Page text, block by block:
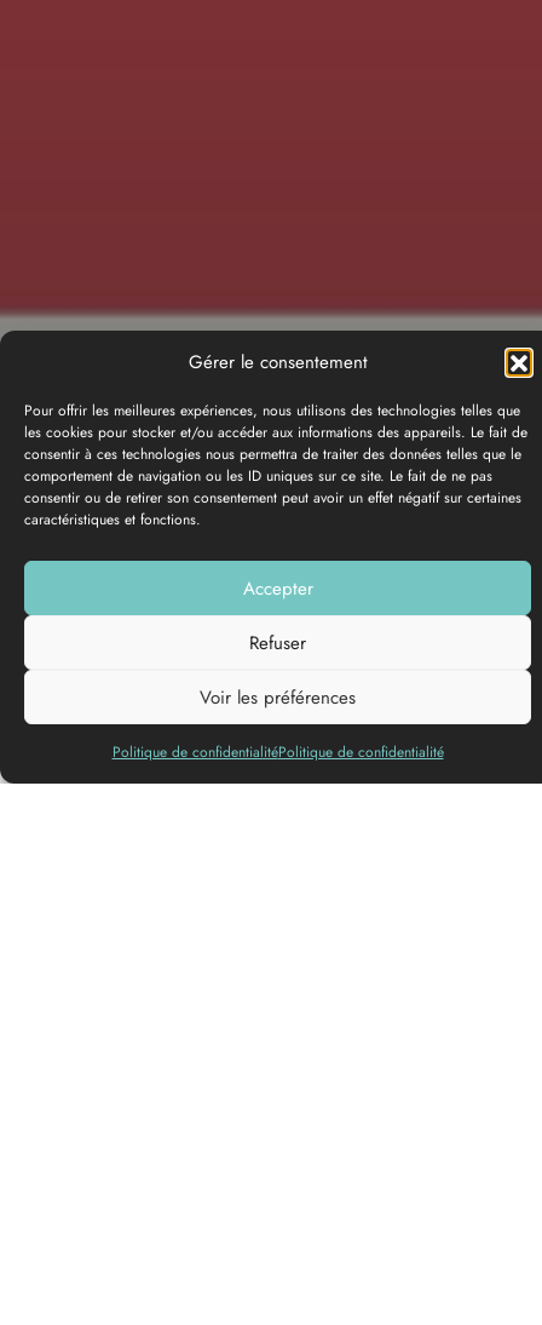
Gérer le consentement
Pour offrir les meilleures expériences, nous utilisons des technologies telles que
les cookies pour stocker et/ou accéder aux informations des appareils. Le fait de
consentir à ces technologies nous permettra de traiter des données telles que le
comportement de navigation ou les ID uniques sur ce site. Le fait de ne pas
consentir ou de retirer son consentement peut avoir un effet négatif sur certaines
caractéristiques et fonctions.
Accepter
Refuser
Voir les préférences
Politique de confidentialitéPolitique de confidentialité
GALERIE PHOTOS
Ajouter à ma liste